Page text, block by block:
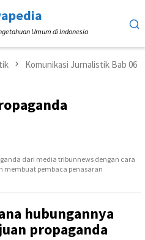
Umum di Indonesia
Komunikasi Jurnalistik Bab 06
dari media tribunnews dengan cara
membuat pembaca penasaran
hubungannya
propaganda